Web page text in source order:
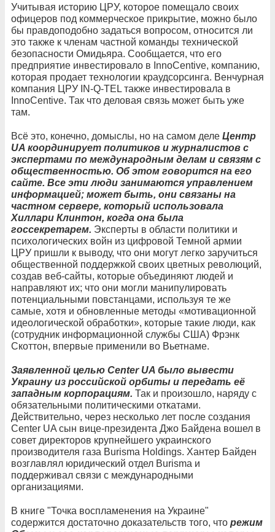
Учитывая историю ЦРУ, которое помещало своих
офицеров под коммерческое прикрытие, можно было
бы правдоподобно задаться вопросом, относится ли
это также к членам частной команды технической
безопасности Омидьяра. Сообщается, что его
предприятие инвестировало в InnoCentive, компанию,
которая продает технологии краудсорсинга. Венчурная
компания ЦРУ IN-Q-TEL также инвестировала в
InnoCentive. Так что деловая связь может быть уже
там.
Всё это, конечно, домыслы, но на самом деле Центр
UA координирует политиков и журналистов с
экспертами по международным делам и связям с
общественностью. Об этом говорится на его
сайте. Все эти люди занимаются управлением
информацией; может быть, они связаны на
частном сервере, который использовала
Хиллари Клинтон, когда она была
госсекретарем. Эксперты в области политики и
психологических войн из цифровой Темной армии
ЦРУ пришли к выводу, что они могут легко заручиться
общественной поддержкой своих цветных революций,
создав веб-сайты, которые объединяют людей и
направляют их; что они могли манипулировать
потенциальными повстанцами, используя те же
самые, хотя и обновленные методы «мотивационной
идеологической обработки», которые такие люди, как
(сотрудник информационной службы США) Фрэнк
Скоттон, впервые применили во Вьетнаме.
Заявленной целью Center UA было вывести
Украину из российской орбиты и передать её
западным корпорациям. Так и произошло, наряду с
обязательными политическими откатами.
Действительно, через несколько лет после создания
Center UA сын вице-президента Джо Байдена вошел в
совет директоров крупнейшего украинского
производителя газа Burisma Holdings. Хантер Байден
возглавлял юридический отдел Burisma и
поддерживал связи с международными
организациями.
В книге "Точка воспламенения на Украине"
содержится достаточно доказательств того, что режим